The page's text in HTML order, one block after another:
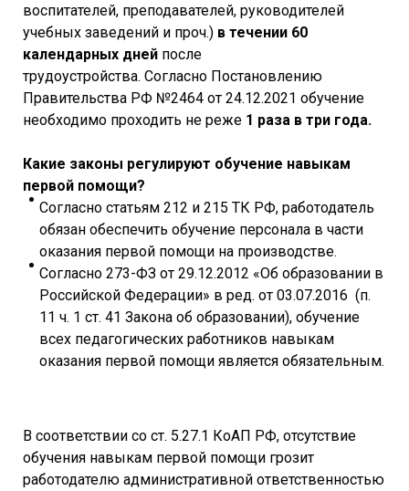
воспитателей, преподавателей, руководителей
учебных заведений и проч.) в течении 60
календарных дней после
трудоустройства. Согласно Постановлению
Правительства РФ №2464 от 24.12.2021 обучение
необходимо проходить не реже 1 раза в три года.
Какие законы регулируют обучение навыкам
первой помощи?
Согласно статьям 212 и 215 ТК РФ, работодатель
обязан обеспечить обучение персонала в части
оказания первой помощи на производстве.
Согласно 273-ФЗ от 29.12.2012 «Об образовании в
Российской Федерации» в ред. от 03.07.2016 (п.
11 ч. 1 ст. 41 Закона об образовании), обучение
всех педагогических работников навыкам
оказания первой помощи является обязательным.
В соответствии со ст. 5.27.1 КоАП РФ, отсутствие
обучения навыкам первой помощи грозит
работодателю административной ответственностью